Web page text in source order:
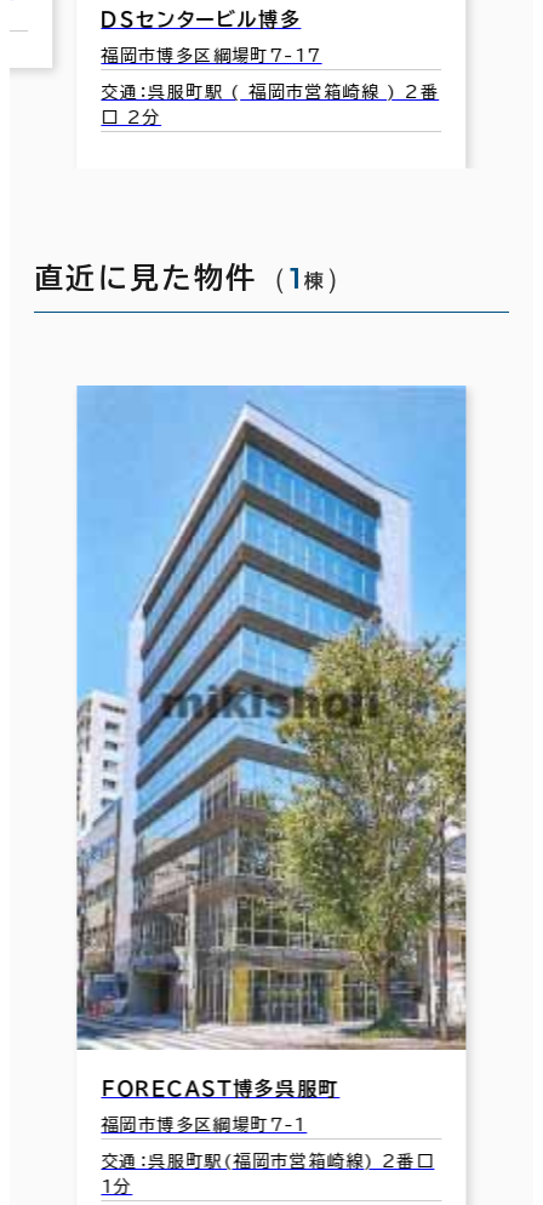
交通：祇園駅(福岡市営空港線) 2番口 2
分
直近に見た物件 （1 棟 ）
ＦＯＲＥＣＡＳＴ博多呉服町
福岡市博多区綱場町7-1
交通：呉服町駅(福岡市営箱崎線) 2番口
1分